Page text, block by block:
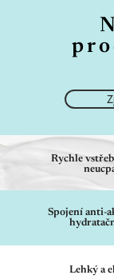
Rychle
Spojení anti-
Lehký a